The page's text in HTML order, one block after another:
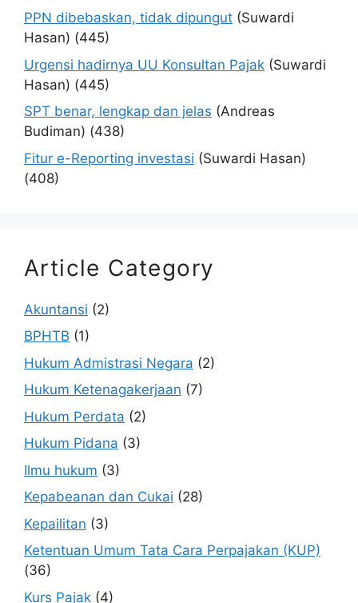
PPN dibebaskan, tidak dipungut (Suwardi
Hasan) (445)
Urgensi hadirnya UU Konsultan Pajak (Suwardi
Hasan) (445)
SPT benar, lengkap dan jelas (Andreas
Budiman) (438)
Fitur e-Reporting investasi (Suwardi Hasan)
(408)
Article Category
Akuntansi (2)
BPHTB (1)
Hukum Admistrasi Negara (2)
Hukum Ketenagakerjaan (7)
Hukum Perdata (2)
Hukum Pidana (3)
Ilmu hukum (3)
Kepabeanan dan Cukai (28)
Kepailitan (3)
Ketentuan Umum Tata Cara Perpajakan (KUP)
(36)
Kurs Pajak (4)